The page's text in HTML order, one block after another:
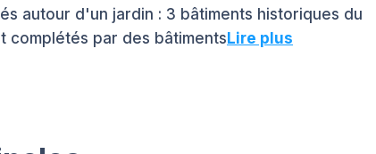
autour d'un jardin : 3 bâtiments historiques du
complétés par des bâtimentsLire plus